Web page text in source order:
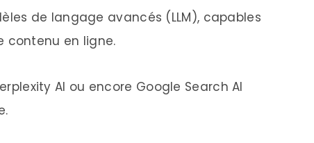
de langage avancés (LLM), capables
contenu en ligne.
AI ou encore Google Search AI